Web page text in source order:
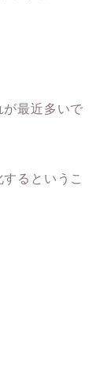
が最近多いで
るというこ